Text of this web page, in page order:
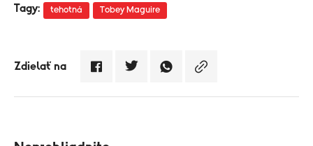
Tagy: tehotná Tobey Maguire
Zdielať na